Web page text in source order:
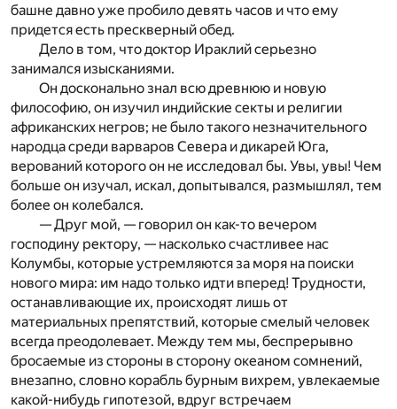
башне давно уже пробило девять часов и что ему
придется есть прескверный обед.
Дело в том, что доктор Ираклий серьезно
занимался изысканиями.
Он досконально знал всю древнюю и новую
философию, он изучил индийские секты и религии
африканских негров; не было такого незначительного
народца среди варваров Севера и дикарей Юга,
верований которого он не исследовал бы. Увы, увы! Чем
больше он изучал, искал, допытывался, размышлял, тем
более он колебался.
— Друг мой, — говорил он как-то вечером
господину ректору, — насколько счастливее нас
Колумбы, которые устремляются за моря на поиски
нового мира: им надо только идти вперед! Трудности,
останавливающие их, происходят лишь от
материальных препятствий, которые смелый человек
всегда преодолевает. Между тем мы, беспрерывно
бросаемые из стороны в сторону океаном сомнений,
внезапно, словно корабль бурным вихрем, увлекаемые
какой-нибудь гипотезой, вдруг встречаем